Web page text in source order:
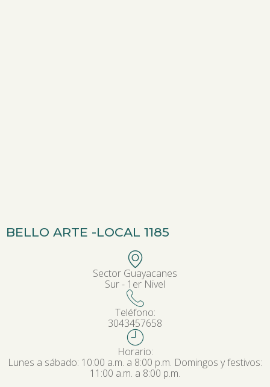
BELLO ARTE -LOCAL 1185
Sector Guayacanes
Sur - 1er Nivel
Teléfono:
3043457658
Horario:
Lunes a sábado: 10:00 a.m. a 8:00 p.m. Domingos y festivos:
11:00 a.m. a 8:00 p.m.